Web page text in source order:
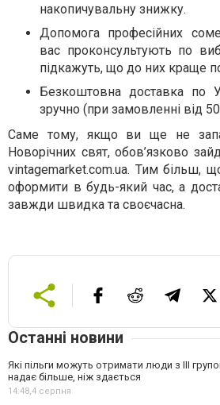
накопичувальну знижку.
Допомога професійних
вас проконсультують по
підкажуть, що до них краще
Безкоштовна доставка по
зручно (при замовленні від
Саме тому, якщо ви ще не
Новорічних свят, обов’язково
vintagemarket.com.ua. Тим більш,
оформити в будь-який час, а
завжди швидка та своєчасна.
Останні новини
Які пільги можуть отримати люди з III
надає більше, ніж здається
14:48, 4 серпня